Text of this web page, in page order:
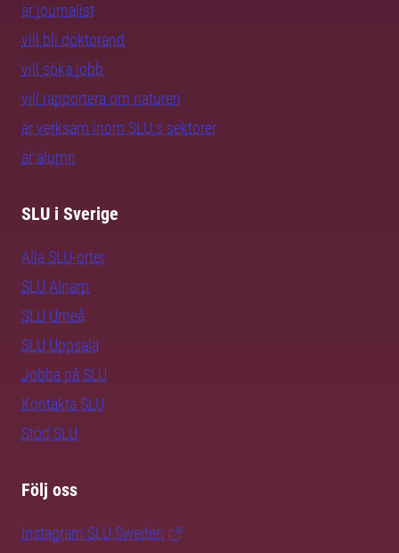
är journalist
vill bli doktorand
vill söka jobb
vill rapportera om naturen
är verksam inom SLU:s sektorer
är alumn
SLU i Sverige
Alla SLU-orter
SLU Alnarp
SLU Umeå
SLU Uppsala
Jobba på SLU
Kontakta SLU
Stöd SLU
Följ oss
Instagram SLU.Sweden